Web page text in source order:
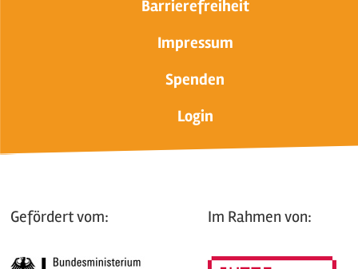
Barrierefreiheit
Impressum
Spenden
Login
Gefördert vom: Im Rahmen von: